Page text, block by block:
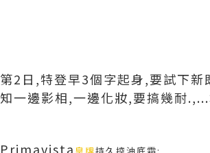
第2日,特登早3個字起身,要試下
知一邊影相,一邊化妝,要搞幾耐
Primavista